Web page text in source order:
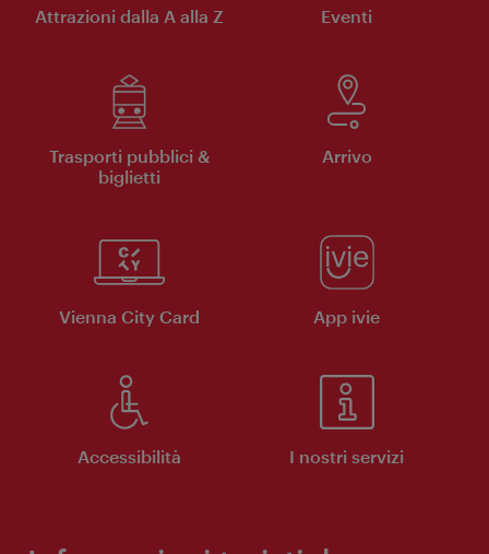
Attrazioni dalla A alla Z Eventi
Trasporti pubblici &
biglietti
Arrivo
Vienna City Card App ivie
Accessibilità I nostri servizi